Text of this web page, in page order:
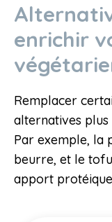
enrichir
Remplacer
alternatives
Par exemple, la
beurre, et le
apport